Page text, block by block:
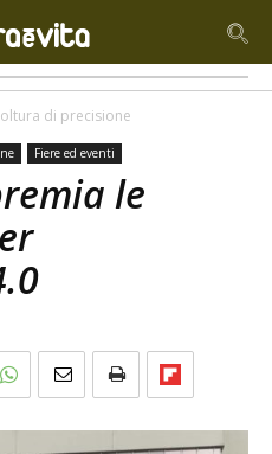
di precisione
Fiere ed eventi
le